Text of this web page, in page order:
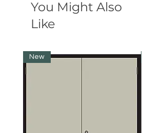
You Might Also
Like
New